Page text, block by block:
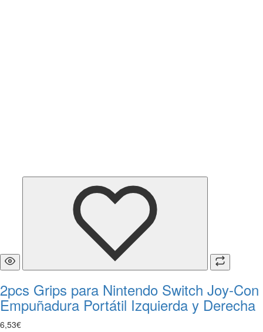
2pcs Grips para Nintendo Switch Joy-Con
Empuñadura Portátil Izquierda y Derecha
6,53€